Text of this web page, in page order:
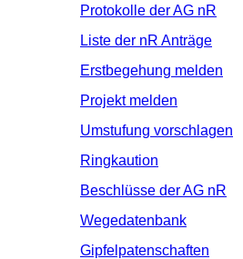
Protokolle der AG nR
Liste der nR Anträge
Erstbegehung melden
Projekt melden
Umstufung vorschlagen
Ringkaution
Beschlüsse der AG nR
Wegedatenbank
Gipfelpatenschaften